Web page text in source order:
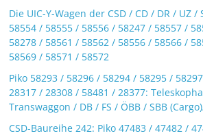
Die UIC-Y-Wagen der CSD / CD / DR / UZ /
58554 / 58555 / 58556 / 58247 / 58557 /
58278 / 58561 / 58562 / 58556 / 58566 /
58569 / 58571 / 58572
Piko 58293 / 58296 / 58294 / 58295 /
28317 / 28308 / 58481 / 28377:
Transwaggon / DB / FS / ÖBB / SBB
CSD-Baureihe 242: Piko 47483 / 47482 /